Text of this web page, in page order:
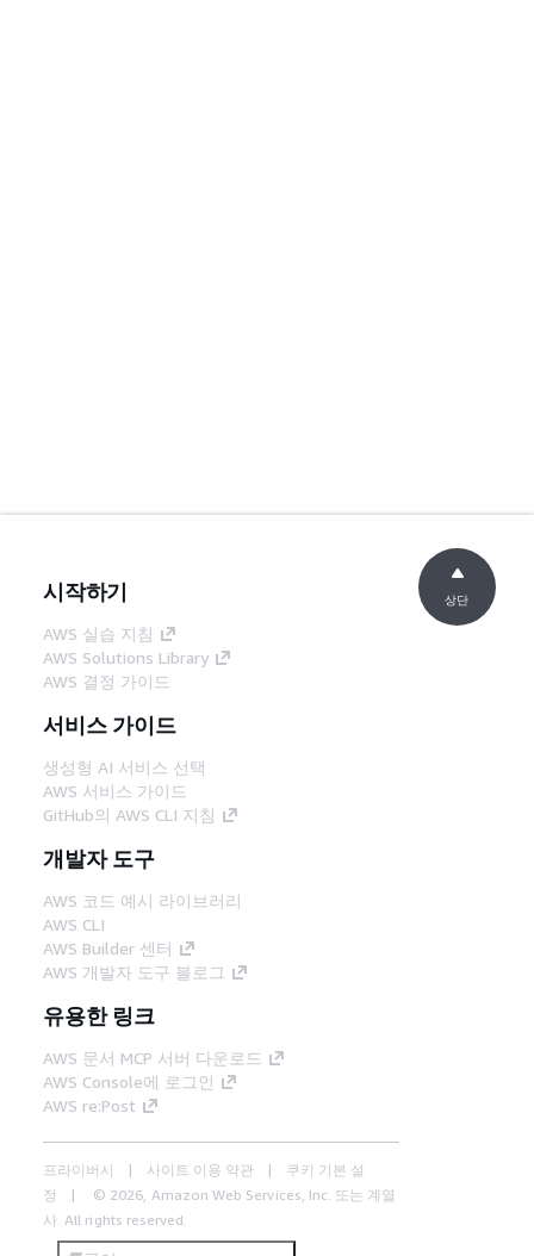
시작하기
AWS 실습 지침
AWS Solutions Library
AWS 결정 가이드
서비스 가이드
생성형 AI 서비스 선택
AWS 서비스 가이드
GitHub의 AWS CLI 지침
개발자 도구
AWS 코드 예시 라이브러리
AWS CLI
AWS Builder 센터
AWS 개발자 도구 블로그
유용한 링크
AWS 문서 MCP 서버 다운로드
AWS Console에 로그인
AWS re:Post
프라이버시 사이트 이용 약관
쿠키 기본 설
정
© 2026, Amazon Web Services, Inc. 또는 계열
사. All rights reserved.
상단